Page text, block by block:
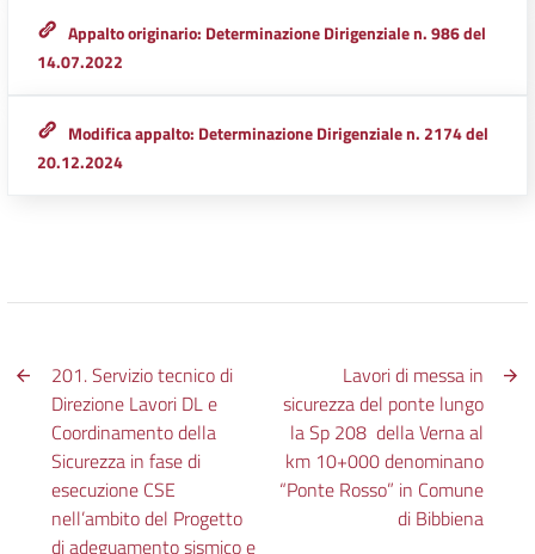
Appalto originario: Determinazione Dirigenziale n. 986 del
14.07.2022
Modifica appalto: Determinazione Dirigenziale n. 2174 del
20.12.2024
201. Servizio tecnico di
Direzione Lavori DL e
Coordinamento della
Sicurezza in fase di
esecuzione CSE
nell’ambito del Progetto
di adeguamento sismico e
Lavori di messa in
sicurezza del ponte lungo
la Sp 208 della Verna al
km 10+000 denominano
“Ponte Rosso” in Comune
di Bibbiena